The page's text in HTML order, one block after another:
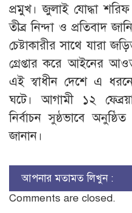
প্রমুখ। জুলাই যোদ্ধা শরিফ
তীব্র নিন্দা ও প্রতিবাদ
চেষ্টাকারীর সাথে যারা
গ্রেপ্তার করে আইনের
এই স্বাধীন দেশে এ
ঘটে। আগামী ১২
নির্বাচন সুষ্ঠভাবে
জানান।
আপনার মতামত লিখুন :
Comments are closed.